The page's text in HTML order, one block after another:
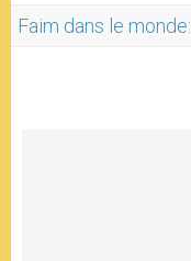
Faim dans le